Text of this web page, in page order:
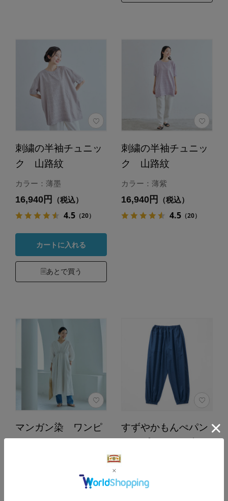
刺繍の半袖チュニッ
ク 山路紋
カラー：薄墨
16,940円 （税込）
4.5（20）
カートに入れる
あとで買う
刺繍の半袖チュニッ
ク 山路紋
カラー：薄紫
16,940円 （税込）
4.5（20）
マンガン染 ワンピ
（税込）
すずやかもんぺパン
サイズ：Ｌ カラー：青
9,900円